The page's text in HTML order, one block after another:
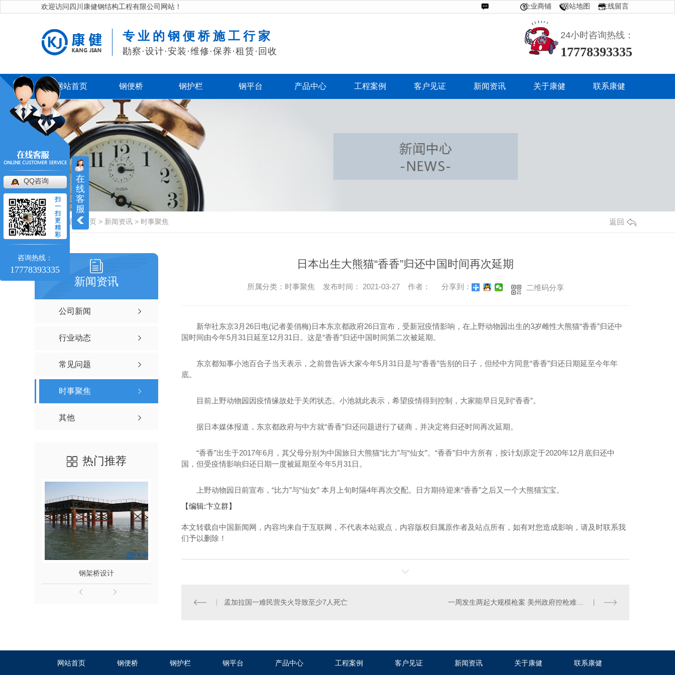
欢迎访问四川康健钢结构工程有限公司网站！ 在线留言
网站地图
企业商铺
专业的钢便桥施工行家
勘察·设计·安装·维修·保养·租赁·回收
24小时咨询热线：
17778393335
13882923561
网站首页 钢便桥 钢护栏 钢平台 产品中心 工程案例 客户见证 新闻资讯 关于康健 联系康健
当前位置：首页 > 新闻资讯 > 时事聚焦 返回
新闻资讯
公司新闻
行业动态
常见问题
时事聚焦
其他
热门推荐
钢架桥设计
日本出生大熊猫“香香”归还中国时间再次延期
所属分类：时事聚焦 发布时间： 2021-03-27 作者： 分享到： 二维码分享
新华社东京3月26日电(记者姜俏梅)日本东京都政府26日宣布，受新冠疫情影响，在上野动物园出生的3岁雌性大熊猫“香香”归还中
国时间由今年5月31日延至12月31日。这是“香香”归还中国时间第二次被延期。
东京都知事小池百合子当天表示，之前曾告诉大家今年5月31日是与“香香”告别的日子，但经中方同意“香香”归还日期延至今年年
底。
目前上野动物园因疫情缘故处于关闭状态。小池就此表示，希望疫情得到控制，大家能早日见到“香香”。
据日本媒体报道，东京都政府与中方就“香香”归还问题进行了磋商，并决定将归还时间再次延期。
“香香”出生于2017年6月，其父母分别为中国旅日大熊猫“比力”与“仙女”。“香香”归中方所有，按计划原定于2020年12月底归还中
国，但受疫情影响归还日期一度被延期至今年5月31日。
上野动物园日前宣布，“比力”与“仙女” 本月上旬时隔4年再次交配。日方期待迎来“香香”之后又一个大熊猫宝宝。
【编辑:卞立群】
本文转载自中国新闻网，内容均来自于互联网，不代表本站观点，内容版权归属原作者及站点所有，如有对您造成影响，请及时联系我
们予以删除！
孟加拉国一难民营失火导致至少7人死亡 一周发生两起大规模枪案 美州政府控枪难在哪？
网站首页 钢便桥 钢护栏 钢平台 产品中心 工程案例 客户见证 新闻资讯 关于康健 联系康健
在
线
客
服
QQ咨询
扫
一
扫
更
精
彩
咨询热线：
17778393335